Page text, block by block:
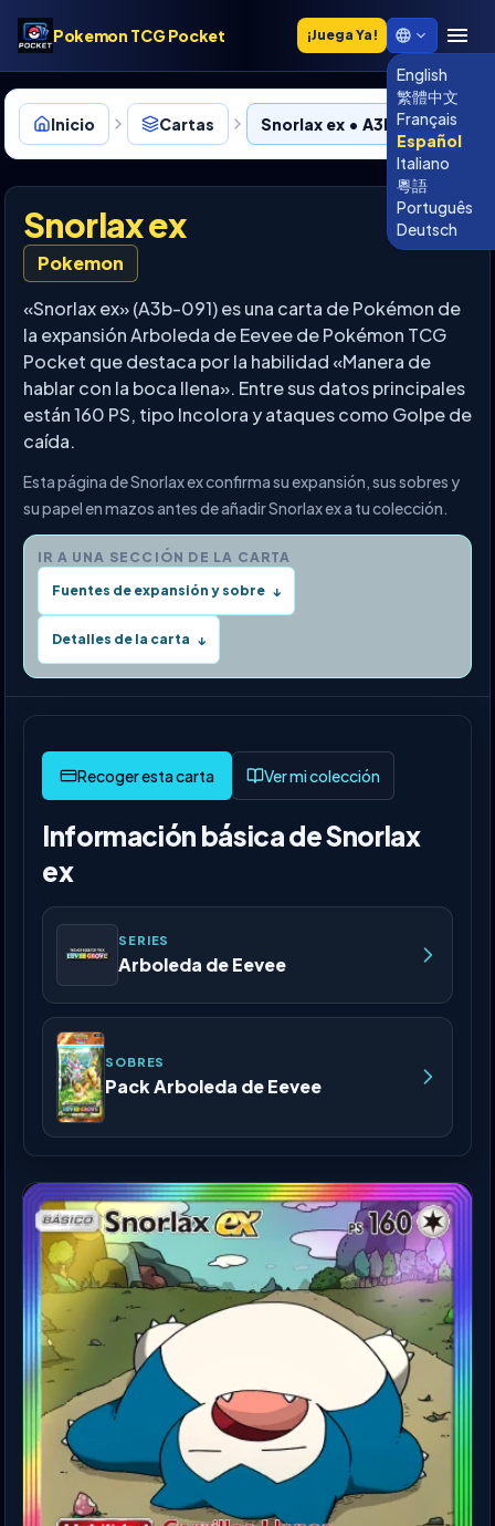
Pokemon TCG Pocket ¡Juega Ya!
English
繁體中文
Français
Español
Italiano
粵語
Português
Deutsch
Inicio Cartas Snorlax ex • A3b-091
Snorlax ex
Pokemon
«Snorlax ex» (A3b-091) es una carta de Pokémon de
la expansión Arboleda de Eevee de Pokémon TCG
Pocket que destaca por la habilidad «Manera de
hablar con la boca llena». Entre sus datos principales
están 160 PS, tipo Incolora y ataques como Golpe de
caída.
Esta página de Snorlax ex confirma su expansión, sus sobres y
su papel en mazos antes de añadir Snorlax ex a tu colección.
IR A UNA SECCIÓN DE LA CARTA
Fuentes de expansión y sobre ↓
Detalles de la carta ↓
Ver mi colección
Información básica de Snorlax
ex
SERIES
Arboleda de Eevee
SOBRES
Pack Arboleda de Eevee